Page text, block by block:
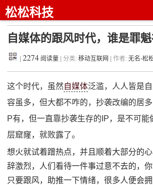
松松科技
自媒体的跟风时代，谁是罪魁
|2274 阅读量 | 分类:移动互联网 | 作者:无名-松
这个时代，虽然自媒体泛滥，人人皆是
容虽多，但大都不咋的，抄袭改编的居
P有，但一直靠抄袭生存的IP，是不可能
层窟窿，就败露了。
想火就试着蹭热点，并且顺着大部分的
辞激烈，人们看待一件事过意不去的，
只要跟风，助推一下情绪，很多人便会